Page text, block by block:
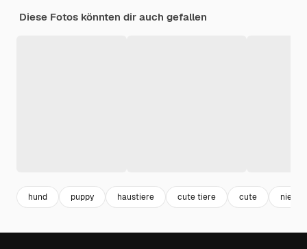
Diese Fotos könnten dir auch gefallen
hund puppy haustiere cute tiere cute